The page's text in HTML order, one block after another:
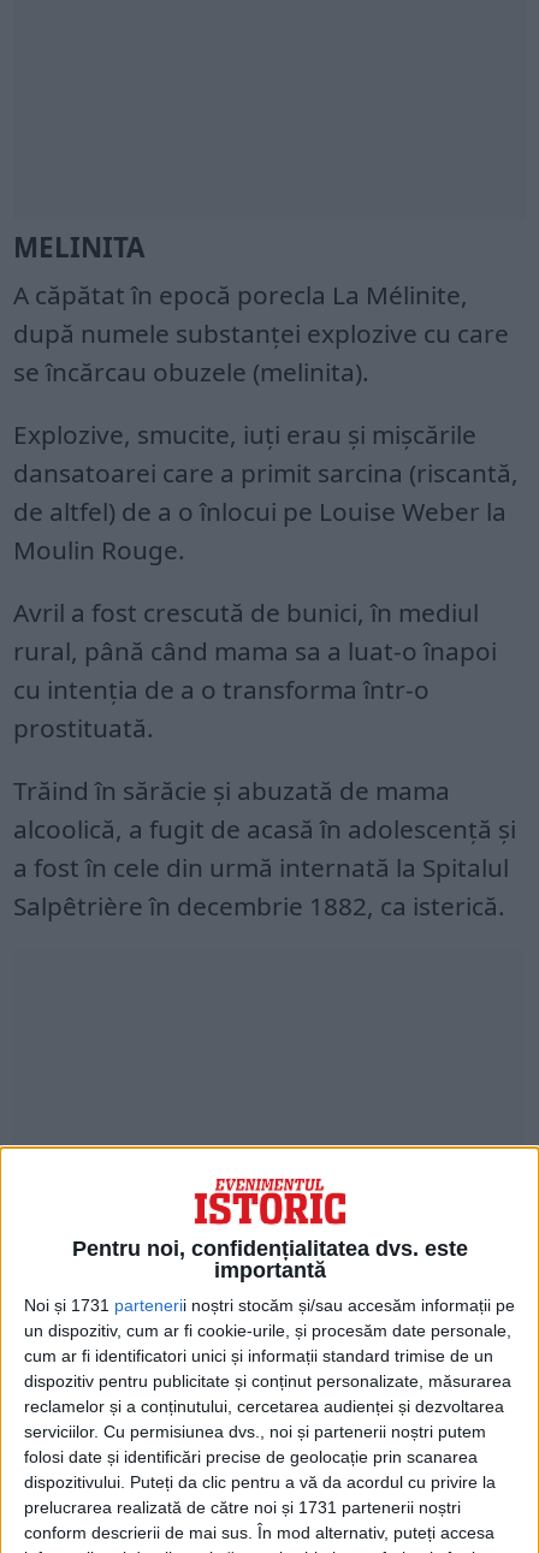
Pentru noi, confidențialitatea dvs. este
importantă
Noi și 1731 partenerii noștri stocăm și/sau accesăm informații pe
un dispozitiv, cum ar fi cookie-urile, și procesăm date personale,
cum ar fi identificatori unici și informații standard trimise de un
dispozitiv pentru publicitate și conținut personalizate, măsurarea
reclamelor și a conținutului, cercetarea audienței și dezvoltarea
serviciilor. Cu permisiunea dvs., noi și partenerii noștri putem
folosi date și identificări precise de geolocație prin scanarea
dispozitivului. Puteți da clic pentru a vă da acordul cu privire la
prelucrarea realizată de către noi și 1731 partenerii noștri
conform descrierii de mai sus. În mod alternativ, puteți accesa
MELINITA
A căpătat în epocă porecla La Mélinite,
după numele substanţei explozive cu care
se încărcau obuzele (melinita).
Explozive, smucite, iuţi erau şi mişcările
dansatoarei care a primit sarcina (riscantă,
de altfel) de a o înlocui pe Louise Weber la
Moulin Rouge.
Avril a fost crescută de bunici, în mediul
rural, până când mama sa a luat-o înapoi
cu intenția de a o transforma într-o
prostituată.
Trăind în sărăcie și abuzată de mama
alcoolică, a fugit de acasă în adolescență și
a fost în cele din urmă internată la Spitalul
Salpêtrière în decembrie 1882, ca isterică.
Sub îngrijirea doctorului Jean-Martin
Charcot, expert în isteria feminină, a primit
diferite tipuri de tratament.
MARDI GRAS
În biografia sa a susținut că, atunci când a
descoperit dansul la un bal social pentru
angajați și pacienți la spital, sărbătorind